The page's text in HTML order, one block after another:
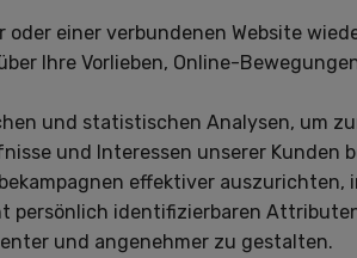
oder einer verbundenen Website
Ihre Vorlieben, Online-
und statistischen Analysen, um
und Interessen unserer Kunden
effektiver
identifizierbaren
und angenehmer zu gestalten.